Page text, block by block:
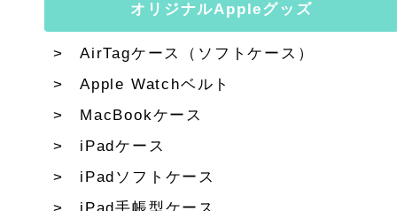
オリジナルAppleグッズ
AirTagケース（ソフトケース）
Apple Watchベルト
MacBookケース
iPadケース
iPadソフトケース